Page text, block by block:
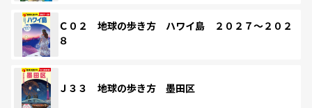
Ｃ０２ 地球の歩き方 ハワイ島 ２０２７～２０２
８
Ｊ３３ 地球の歩き方 墨田区